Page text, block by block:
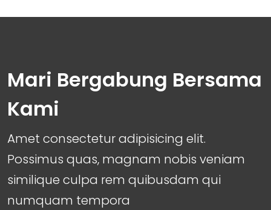
Mari Bergabung Bersama
Kami
Amet consectetur adipisicing elit.
Possimus quas, magnam nobis veniam
similique culpa rem quibusdam qui
numquam tempora